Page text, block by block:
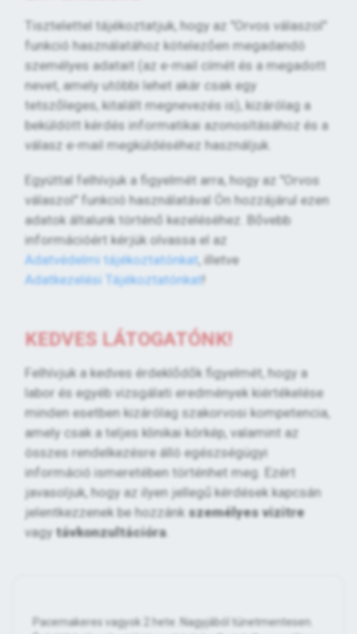
Tisztelettel tájékoztatjuk, hogy az "Orvos válaszol"
funkció használatához kötelezően megadandó
személyes adatait (az e-mail címét és a megadott
nevet, amely utóbbi lehet akár csak egy
tetszőleges, kitalált megnevezés is), kizárólag a
beküldött kérdés informatikai azonosításához és a
válasz e-mail megküldéséhez használjuk.
Egyúttal felhívjuk a figyelmét arra, hogy az "Orvos
válaszol" funkció használatával Ön hozzájárul ezen
adatok általunk történő kezeléséhez. Bővebb
információért kérjük olvassa el az
Adatvédelmi tájékoztatónkat, illetve
Adatkezelési Tájékoztatónkat!
KEDVES LÁTOGATÓNK!
Felhívjuk a kedves érdeklődők figyelmét, hogy a
labor és egyéb vizsgálati eredmények kiértékelése
minden esetben kizárólag szakorvosi kompetencia,
amely csak a teljes klinikai kórkép, valamint az
összes rendelkezésre álló egészségügyi
információ ismeretében történhet meg. Ezért
javasoljuk, hogy az ilyen jellegű kérdések kapcsán
jelentkezzenek be hozzánk személyes vizitre
vagy távkonzultációra.
Pacemakeres vagyok 2 hete. Nagyjából túnetmentesen.